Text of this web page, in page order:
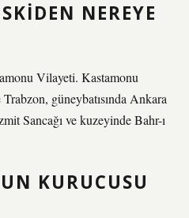
NEREYE
Vilayeti. Kastamonu
güneybatısında Ankara
Sancağı ve kuzeyinde Bahr-ı
KURUCUSU